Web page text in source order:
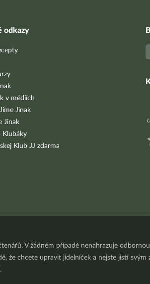
odkazy
v médiích
Jinak
Jinak
Klubáky
Klub JJ zdarma
V žádném případě nenahrazuje
že chcete upravit jídelníček a nejste jistí